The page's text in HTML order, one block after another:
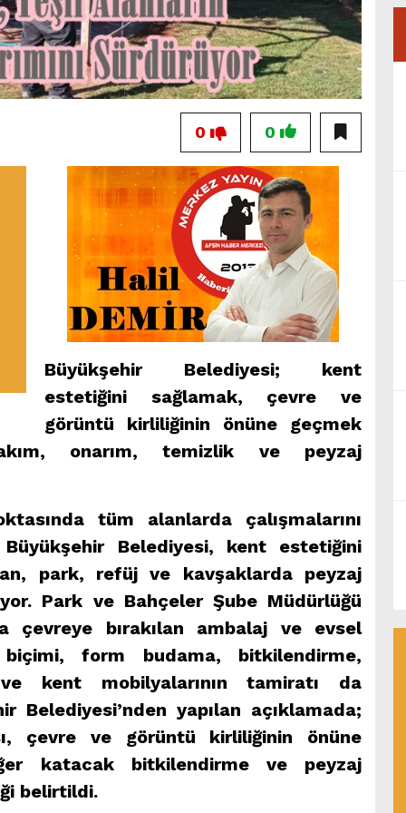
0
0
Büyükşehir Belediyesi; kent
estetiğini sağlamak, çevre ve
görüntü kirliliğinin önüne geçmek
onarım, temizlik ve peyzaj
tüm alanlarda çalışmalarını
Belediyesi, kent estetiğini
park, refüj ve kavşaklarda peyzaj
Park ve Bahçeler Şube Müdürlüğü
çevreye bırakılan ambalaj ve evsel
form budama, bitkilendirme,
kent mobilyalarının tamiratı da
Belediyesi’nden yapılan açıklamada;
çevre ve görüntü kirliliğinin önüne
katacak bitkilendirme ve peyzaj
belirtildi.